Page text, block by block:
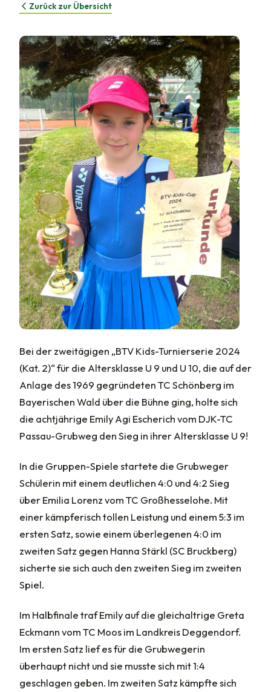
Zurück zur Übersicht
Bei der zweitägigen „BTV Kids-Turnierserie 2024
(Kat. 2)“ für die Altersklasse U 9 und U 10, die auf der
Anlage des 1969 gegründeten TC Schönberg im
Bayerischen Wald über die Bühne ging, holte sich
die achtjährige Emily Agi Escherich vom DJK-TC
Passau-Grubweg den Sieg in ihrer Altersklasse U 9!
In die Gruppen-Spiele startete die Grubweger
Schülerin mit einem deutlichen 4:0 und 4:2 Sieg
über Emilia Lorenz vom TC Großhesselohe. Mit
einer kämpferisch tollen Leistung und einem 5:3 im
ersten Satz, sowie einem überlegenen 4:0 im
zweiten Satz gegen Hanna Stärkl (SC Bruckberg)
sicherte sie sich auch den zweiten Sieg im zweiten
Spiel.
Im Halbfinale traf Emily auf die gleichaltrige Greta
Eckmann vom TC Moos im Landkreis Deggendorf.
Im ersten Satz lief es für die Grubwegerin
überhaupt nicht und sie musste sich mit 1:4
geschlagen geben. Im zweiten Satz kämpfte sich